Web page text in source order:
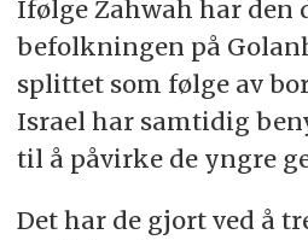
Ifølge Zahwah har den
befolkningen på
splittet som følge av
Israel har samtidig
til å påvirke de yngre
Det har de gjort ved å